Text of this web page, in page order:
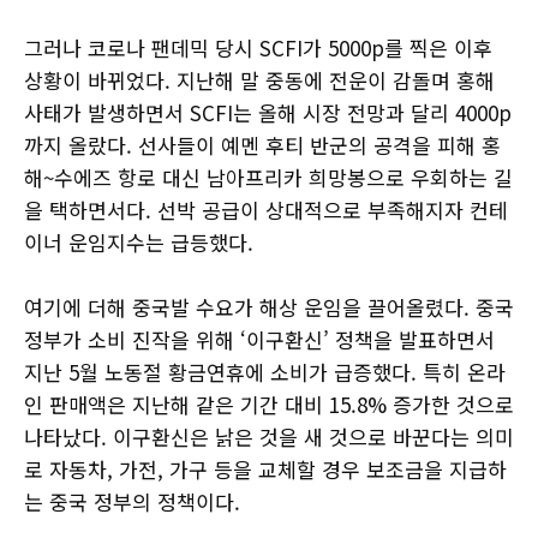
그러나 코로나 팬데믹 당시 SCFI가 5000p를 찍은 이후
상황이 바뀌었다. 지난해 말 중동에 전운이 감돌며 홍해
사태가 발생하면서 SCFI는 올해 시장 전망과 달리 4000p
까지 올랐다. 선사들이 예멘 후티 반군의 공격을 피해 홍
해~수에즈 항로 대신 남아프리카 희망봉으로 우회하는 길
을 택하면서다. 선박 공급이 상대적으로 부족해지자 컨테
이너 운임지수는 급등했다.
여기에 더해 중국발 수요가 해상 운임을 끌어올렸다. 중국
정부가 소비 진작을 위해 ‘이구환신’ 정책을 발표하면서
지난 5월 노동절 황금연휴에 소비가 급증했다. 특히 온라
인 판매액은 지난해 같은 기간 대비 15.8% 증가한 것으로
나타났다. 이구환신은 낡은 것을 새 것으로 바꾼다는 의미
로 자동차, 가전, 가구 등을 교체할 경우 보조금을 지급하
는 중국 정부의 정책이다.